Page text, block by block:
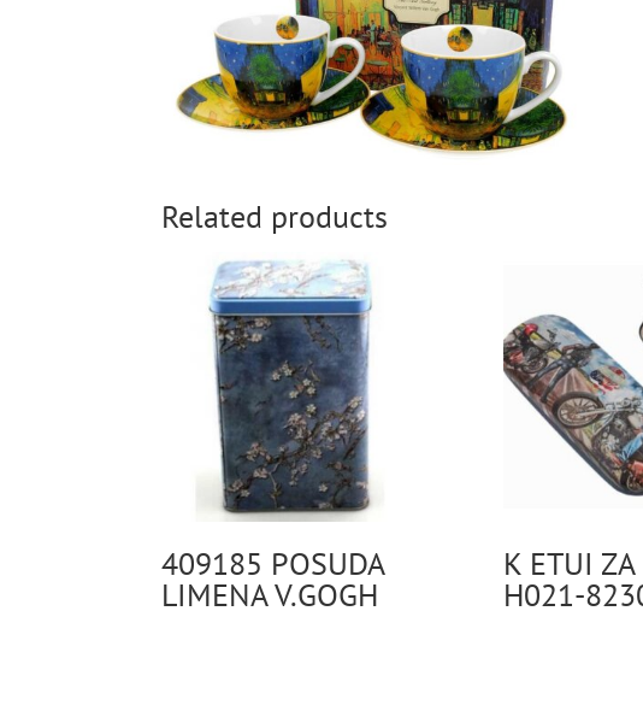
Related products
409185 POSUDA
LIMENA V.GOGH
K ETUI
H021-